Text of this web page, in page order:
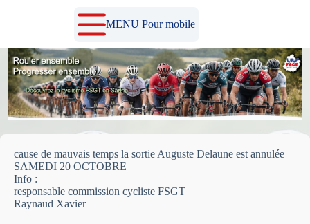
MENU Pour mobile
cause de mauvais temps la sortie Auguste Delaune est annulée
SAMEDI 20 OCTOBRE
Info :
responsable commission cycliste FSGT
Raynaud Xavier